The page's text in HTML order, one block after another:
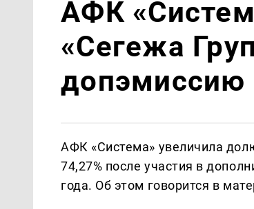
АФК
«Сегежа
допэмиссию
АФК «Система» увеличила
74,27% после участия в
года. Об этом говорится в